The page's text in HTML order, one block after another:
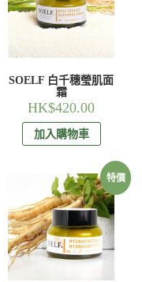
SOELF 白千穗瑩肌面
霜
HK$420.00
加入購物車
特價